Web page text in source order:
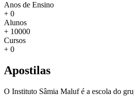
Anos de Ensino
+ 0
Alunos
+ 10000
Cursos
+ 0
Apostilas
O Instituto Sâmia Maluf é a escola do